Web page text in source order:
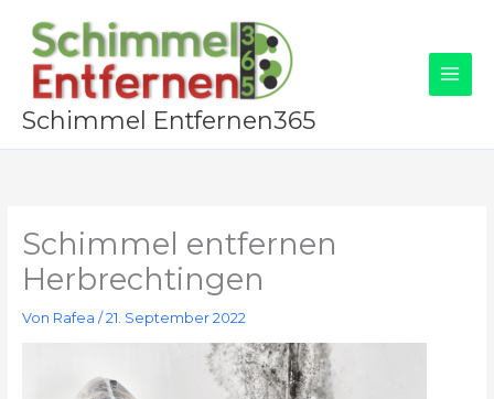
Inhalt
springen
Schimmel Entfernen365
Schimmel entfernen
Herbrechtingen
Von Rafea /21. September 2022